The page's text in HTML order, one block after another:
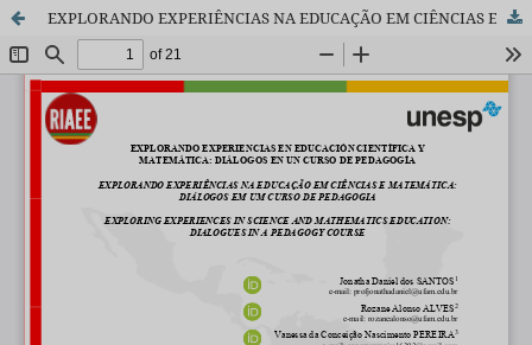
EXPLORANDO EXPERIÊNCIAS NA EDUCAÇÃO EM CIÊNCIAS E MATEMÁTICA: DIÁLOGOS EM UM CURSO DE PEDAGOGIA